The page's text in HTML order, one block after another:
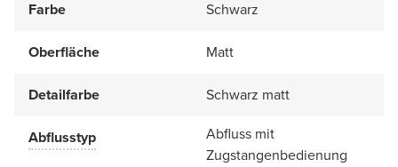
Farbe Schwarz
Oberfläche Matt
Detailfarbe Schwarz matt
Abflusstyp
Abfluss mit
Zugstangenbedienung